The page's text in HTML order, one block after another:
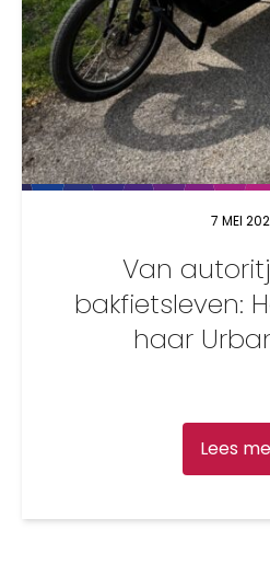
7 MEI
Van
bakfietsleven:
haar
Lees